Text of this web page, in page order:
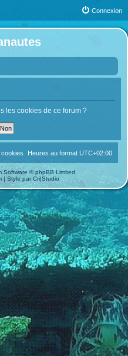
Connexion
les cookies de ce forum ?
Heures au format UTC+02:00
Software © phpBB Limited
| Style par Cri|Studio